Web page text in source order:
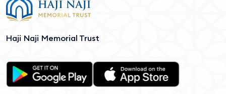
Haji Naji Memorial Trust